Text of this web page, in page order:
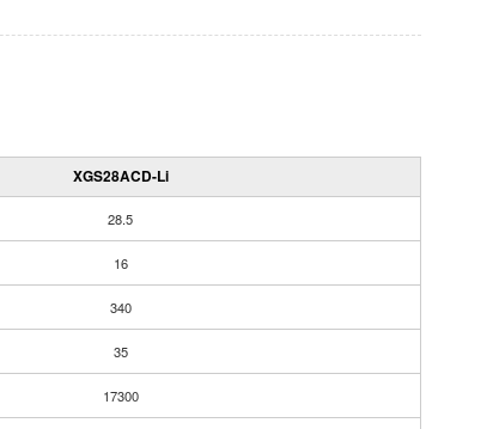
XGS28ACD-Li
28.5
16
340
35
17300